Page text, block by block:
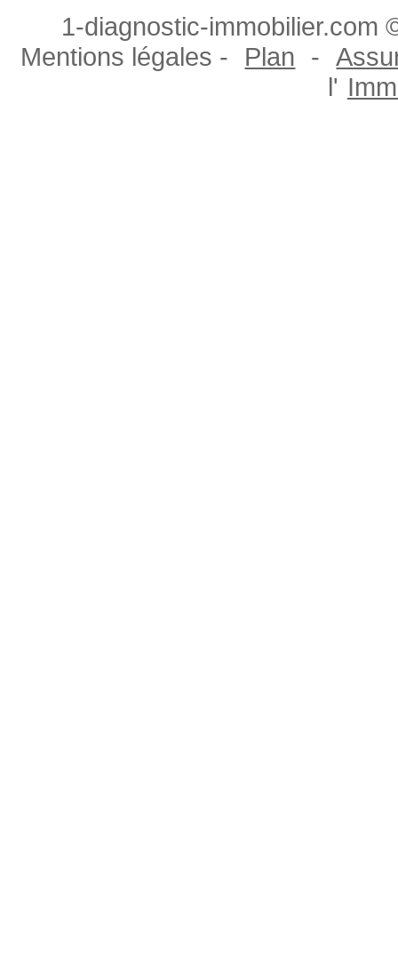
1-diagnostic-immobilier.com
Mentions légales -
Plan -
l'